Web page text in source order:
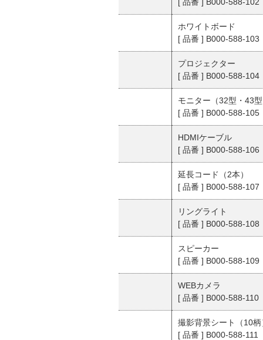
ホワイトボード
[ 品番 ] B000-588-103
プロジェクター
[ 品番 ] B000-588-104
モニター（32型・43
[ 品番 ] B000-588-105
HDMIケーブル
[ 品番 ] B000-588-106
延長コード（2本）
[ 品番 ] B000-588-107
リングライト
[ 品番 ] B000-588-108
スピーカー
[ 品番 ] B000-588-109
WEBカメラ
[ 品番 ] B000-588-110
撮影背景シート（10柄
[ 品番 ] B000-588-111